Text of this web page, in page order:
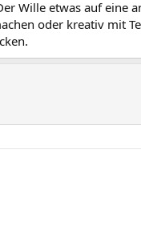
Wille etwas auf eine
oder kreativ mit